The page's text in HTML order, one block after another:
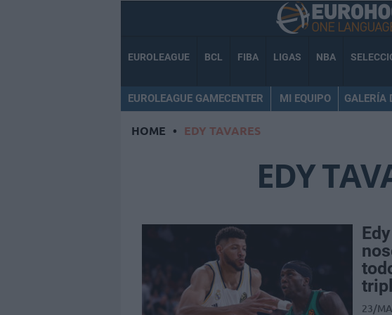
EUROLEAGUE BCL FIBA LIGAS NBA
EUROLEAGUE GAMECENTER MI EQUIPO GALERÍA
HOME • EDY TAVARES
EDY
23/